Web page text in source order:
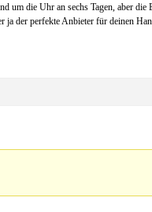
um die Uhr an sechs Tagen, aber
ja der perfekte Anbieter für deinen